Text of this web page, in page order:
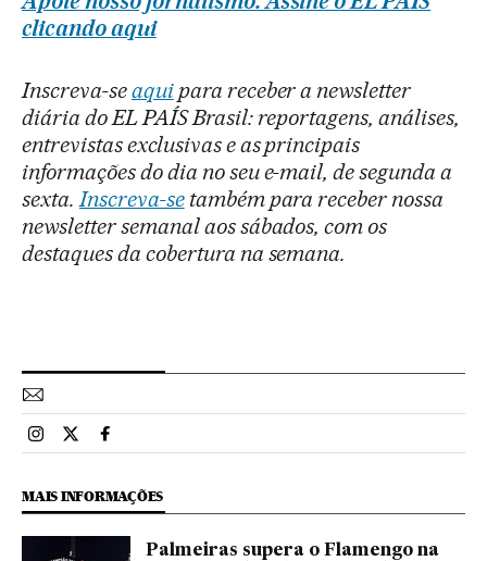
clicando aqui
Inscreva-seaquipara receber a newsletter
diária do EL PAÍS Brasil: reportagens, análises,
entrevistas exclusivas e as principais
informações do dia no seu e-mail, de segunda a
sexta.Inscreva-setambém para receber nossa
newsletter semanal aos sábados, com os
destaques da cobertura na semana.
Esportes El País Brasil en Instagram
Esportes El País Brasil en Twitter
Esportes El País Brasil en Facebook
MAIS INFORMAÇÕES
Palmeiras supera o Flamengo na